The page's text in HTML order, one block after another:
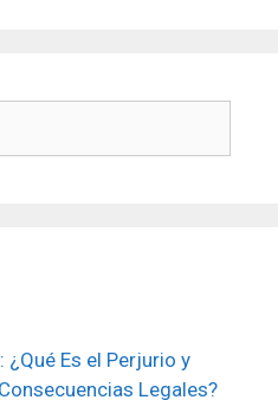
Es el Perjurio y
Legales?